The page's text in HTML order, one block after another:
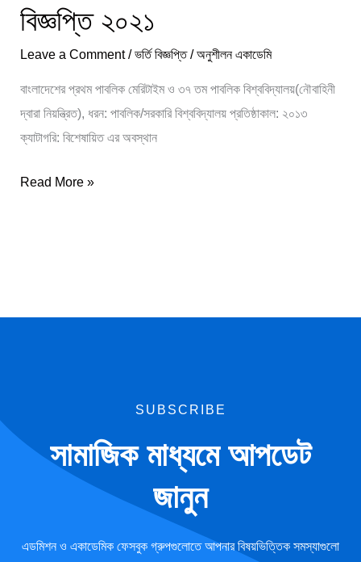
বিজ্ঞপ্তি ২০২১
Leave a Comment /ভর্তি বিজ্ঞপ্তি/অনুশীলন একাডেমি
বাংলাদেশের প্রথম পাবলিক মেরিটাইম ও ৩৭ তম পাবলিক বিশ্ববিদ্যালয়(নৌবাহিনী
দ্বারা নিয়ন্ত্রিত), ধরন: পাবলিক/সরকারি বিশ্ববিদ্যালয় প্রতিষ্ঠাকাল: ২০১৩
ক্যাটাগরি: বিশেষায়িত এর অবস্থান
Read More »
SUBSCRIBE
সামাজিক মাধ্যমে আপডেট
জানুন
এডমিশন ও একাডেমিক ফেসবুক গ্রুপগুলোতে আপনার বিষয়ভিত্তিক সমস্যাগুলো